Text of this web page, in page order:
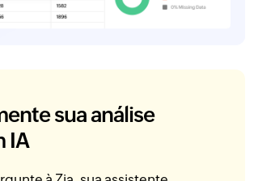
sua análise
IA